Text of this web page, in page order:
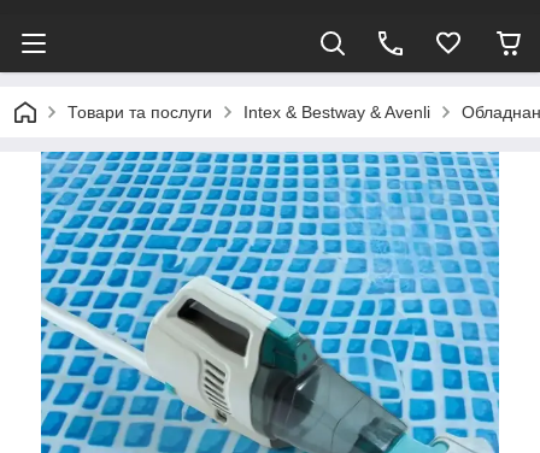
Товари та послуги Intex & Bestway & Avenli